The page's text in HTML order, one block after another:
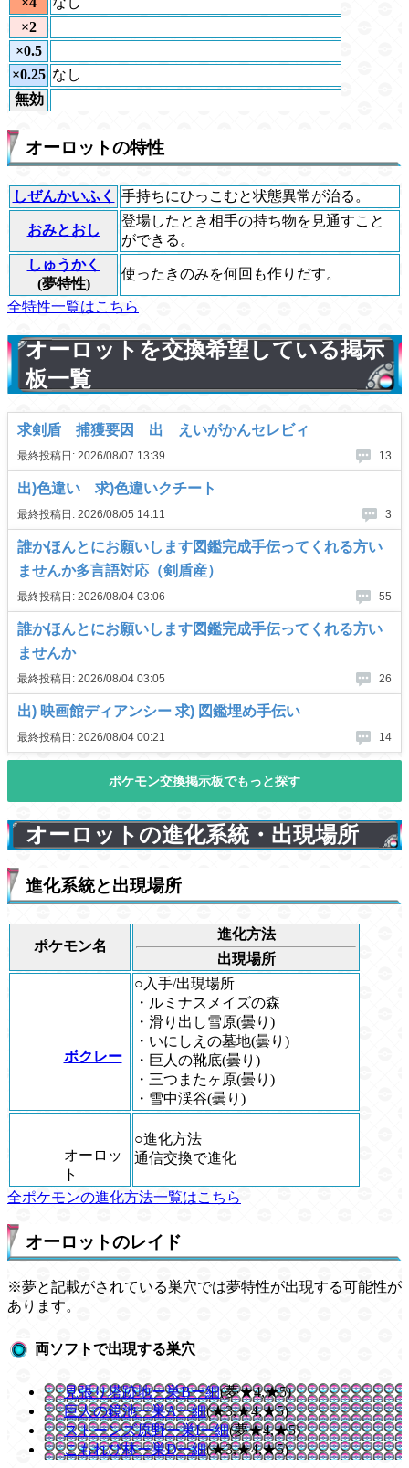
×2
×0.5
×0.25 なし
無効
オーロットの特性
しぜんかいふく 手持ちにひっこむと状態異常が治る。
おみとおし
登場したとき相手の持ち物を見通すこと
ができる。
しゅうかく
(夢特性)
使ったきのみを何回も作りだす。
全特性一覧はこちら
オーロットを交換希望している掲示
板一覧
オーロットの進化系統・出現場所
進化系統と出現場所
ポケモン名
進化方法
出現場所
ボクレー
○入手/出現場所
・ルミナスメイズの森
・滑り出し雪原(曇り)
・いにしえの墓地(曇り)
・巨人の靴底(曇り)
・三つまたヶ原(曇り)
・雪中渓谷(曇り)
オーロッ
ト
○進化方法
通信交換で進化
全ポケモンの進化方法一覧はこちら
オーロットのレイド
※夢と記載がされている巣穴では夢特性が出現する可能性が
あります。
両ソフトで出現する巣穴
見張り塔跡地ー巣Bー細(夢★4,★5)
巨人の鏡池ー巣Aー細(★3,★4,★5)
ストーンズ原野ー巣Iー細(夢★4,★5)
こもれび林ー巣Dー細(★3,★4,★5)